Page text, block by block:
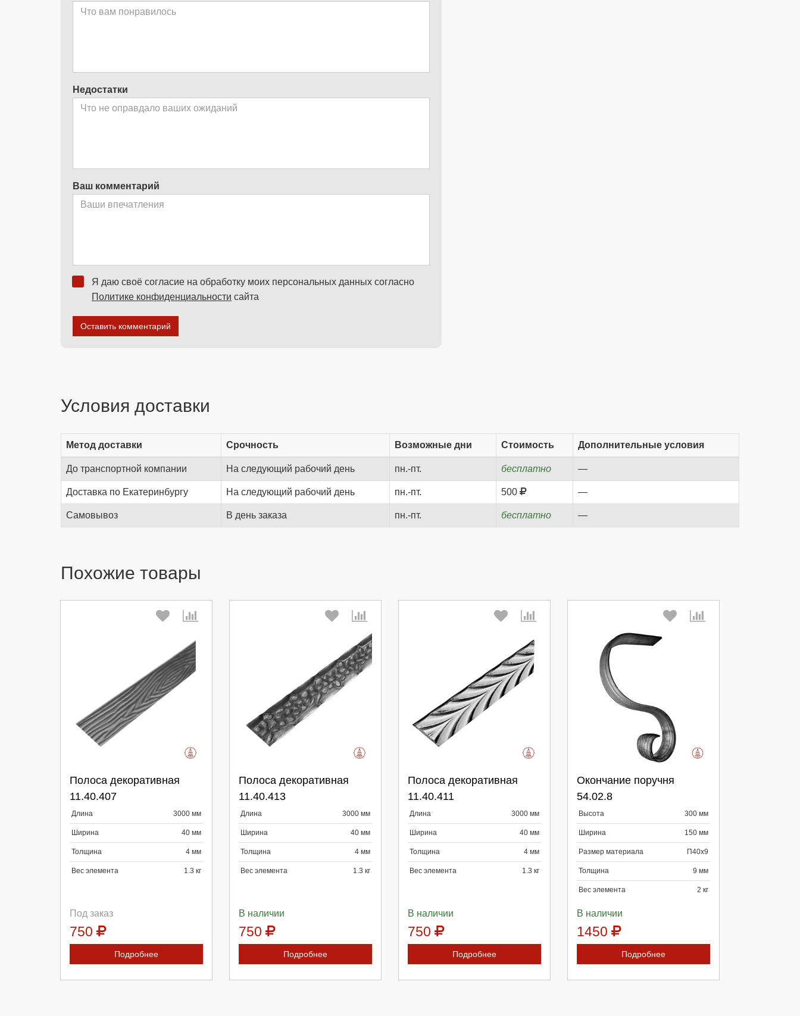
Недостатки
Ваш комментарий
Я даю своё согласие на обработку моих персональных данных согласно
Политике конфиденциальности сайта
Оставить комментарий
Условия доставки
Метод доставки Срочность Возможные дни Стоимость Дополнительные условия
До транспортной компании На следующий рабочий день пн.-пт. бесплатно —
Доставка по Екатеринбургу На следующий рабочий день пн.-пт. 500 —
Самовывоз В день заказа пн.-пт. бесплатно —
Похожие товары
Полоса декоративная
11.40.407
Длина 3000 мм
Ширина 40 мм
Толщина 4 мм
Вес элемента 1.3 кг
Под заказ
750
Подробнее
Выберите количество:
Продолжить Отмена
Полоса декоративная
11.40.413
Длина 3000 мм
Ширина 40 мм
Толщина 4 мм
Вес элемента 1.3 кг
В наличии
750
Подробнее
Выберите количество:
Продолжить Отмена
Полоса декоративная
11.40.411
Длина 3000 мм
Ширина 40 мм
Толщина 4 мм
Вес элемента 1.3 кг
В наличии
750
Подробнее
Выберите количество:
Продолжить Отмена
Окончание поручня
54.02.8
Высота 300 мм
Ширина 150 мм
Размер материала П40x9
Толщина 9 мм
Вес элемента 2 кг
В наличии
1450
Подробнее
Выберите количество:
Продолжить Отмена